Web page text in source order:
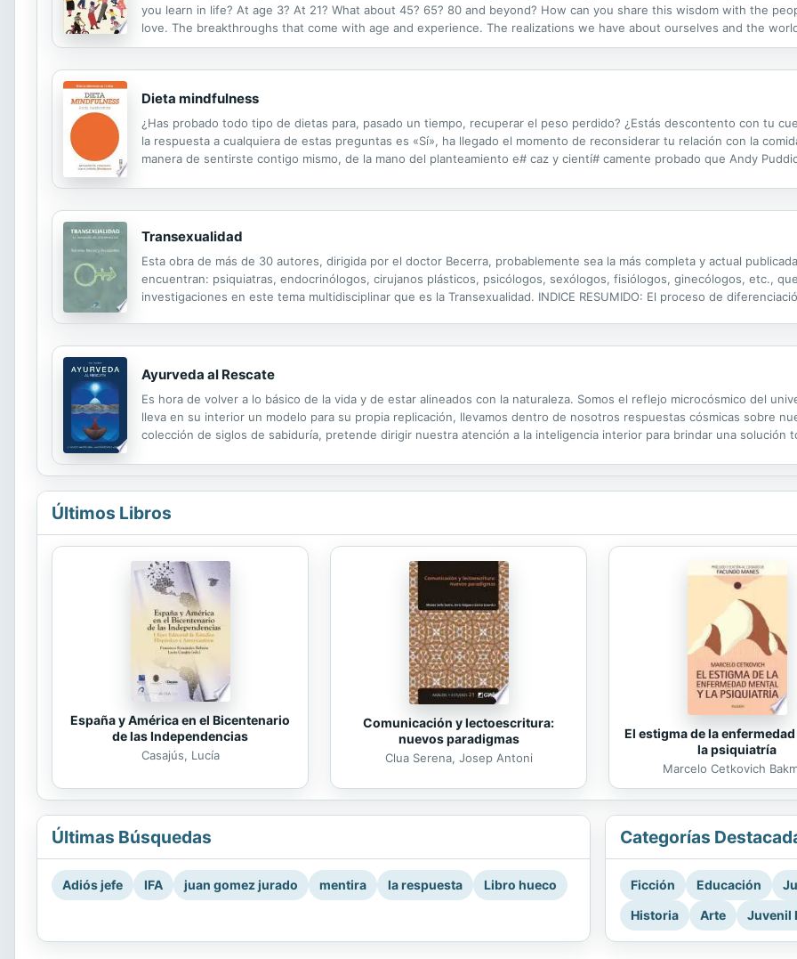
you learn in life? At age 3? At 21? What about 45? 65? 80 and beyond? How can you share this wisdom with the
love. The breakthroughs that come with age and experience. The realizations we have about ourselves and the
creeps up. There is so much to learn. In this beautiful fully illustrated book, you’ll follow, page by page, year by year,
Dieta mindfulness
¿Has probado todo tipo de dietas para, pasado un tiempo, recuperar el peso perdido? ¿Estás descontento con tu
la respuesta a cualquiera de estas preguntas es «Sí», ha llegado el momento de reconsiderar tu relación con la
manera de sentirste contigo mismo, de la mano del planteamiento e# caz y cientí# camente probado que Andy
Transexualidad
Esta obra de más de 30 autores, dirigida por el doctor Becerra, probablemente sea la más completa y actual
encuentran: psiquiatras, endocrinólogos, cirujanos plásticos, psicólogos, sexólogos, fisiólogos, ginecólogos, etc.,
investigaciones en este tema multidisciplinar que es la Transexualidad. INDICE RESUMIDO: El proceso de
Ayurveda al Rescate
Es hora de volver a lo básico de la vida y de estar alineados con la naturaleza. Somos el reflejo microcósmico del
lleva en su interior un modelo para su propia replicación, llevamos dentro de nosotros respuestas cósmicas sobre
colección de siglos de sabiduría, pretende dirigir nuestra atención a la inteligencia interior para brindar una solución
Últimos Libros
España y América en el Bicentenario
de las Independencias
Casajús, Lucía
Comunicación y lectoescritura:
nuevos paradigmas
Clua Serena, Josep Antoni
El estigma de la
la psiquiatría
Marcelo Cetkovich
Últimas Búsquedas
Adiós jefe IFA juan gomez jurado mentira la respuesta Libro hueco
Categorías
Ficción Educación
Historia
Arte Juvenil